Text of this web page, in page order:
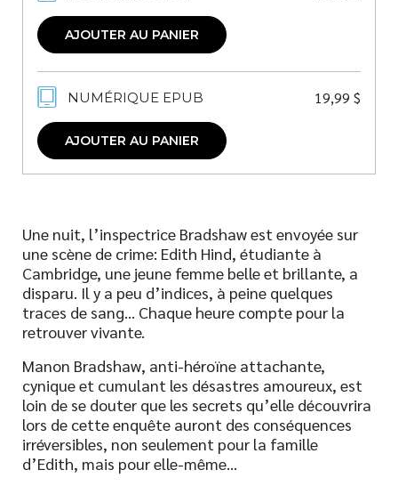
AJOUTER AU PANIER
NUMÉRIQUE EPUB 19,99 $
AJOUTER AU PANIER
Une nuit, l’inspectrice Bradshaw est envoyée sur
une scène de crime: Edith Hind, étudiante à
Cambridge, une jeune femme belle et brillante, a
disparu. Il y a peu d’indices, à peine quelques
traces de sang… Chaque heure compte pour la
retrouver vivante.
Manon Bradshaw, anti-héroïne attachante,
cynique et cumulant les désastres amoureux, est
loin de se douter que les secrets qu’elle découvrira
lors de cette enquête auront des conséquences
irréversibles, non seulement pour la famille
d’Edith, mais pour elle-même…